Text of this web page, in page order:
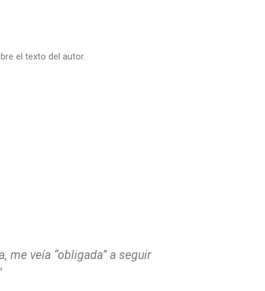
el texto del autor.
me veía “obligada” a seguir